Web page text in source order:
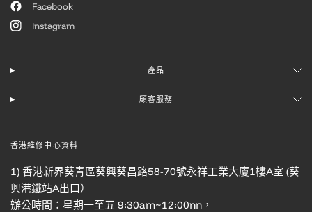
Facebook
Instagram
產品
顧客服務
香港維修中心資料
1) 香港新界葵青區葵興葵昌路58-70號永祥工業大廈1樓A室 (葵
興港鐵站A出口）
辦公時間：星期一至五 9:30am~12:00nn，